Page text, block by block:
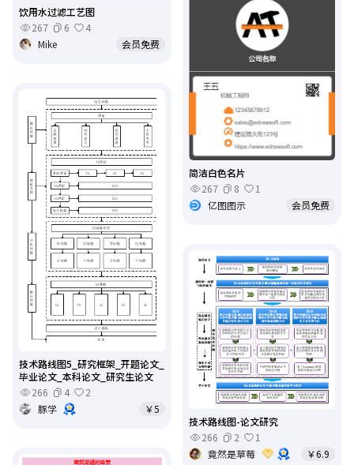
饮用水过滤工艺图
267
6
4
Mike
会员免费
简洁白色名片
267
8
1
亿图图示
会员免费
技术路线图5_研究框架_开题论文_
毕业论文_本科论文_研究生论文
266
4
2
豚学
￥5
技术路线图-论文研究
266
2
1
竟然是草莓
￥6.9